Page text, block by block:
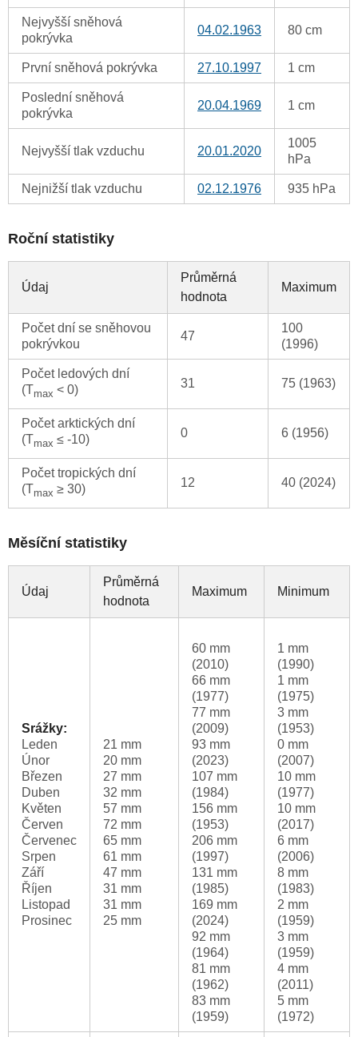
Nejvyšší sněhová
pokrývka
04.02.1963 80 cm
První sněhová pokrývka 27.10.1997 1 cm
Poslední sněhová
pokrývka
20.04.1969 1 cm
Nejvyšší tlak vzduchu 20.01.2020
1005
hPa
Nejnižší tlak vzduchu 02.12.1976 935 hPa
Roční statistiky
Údaj
Průměrná
hodnota
Maximum
Počet dní se sněhovou
pokrývkou
47
100
(1996)
Počet ledových dní
(Tmax < 0) 31 75 (1963)
Počet arktických dní
(Tmax ≤ -10) 0 6 (1956)
Počet tropických dní
(Tmax ≥ 30) 12 40 (2024)
Měsíční statistiky
Údaj
Průměrná
hodnota
Maximum Minimum
Srážky:
Leden
Únor
Březen
Duben
Květen
Červen
Červenec
Srpen
Září
Říjen
Listopad
Prosinec
21 mm
20 mm
27 mm
32 mm
57 mm
72 mm
65 mm
61 mm
47 mm
31 mm
31 mm
25 mm
60 mm
(2010)
66 mm
(1977)
77 mm
(2009)
93 mm
(2023)
107 mm
(1984)
156 mm
(1953)
206 mm
(1997)
131 mm
(1985)
169 mm
(2024)
92 mm
(1964)
81 mm
(1962)
83 mm
(1959)
1 mm
(1990)
1 mm
(1975)
3 mm
(1953)
0 mm
(2007)
10 mm
(1977)
10 mm
(2017)
6 mm
(2006)
8 mm
(1983)
2 mm
(1959)
3 mm
(1959)
4 mm
(2011)
5 mm
(1972)